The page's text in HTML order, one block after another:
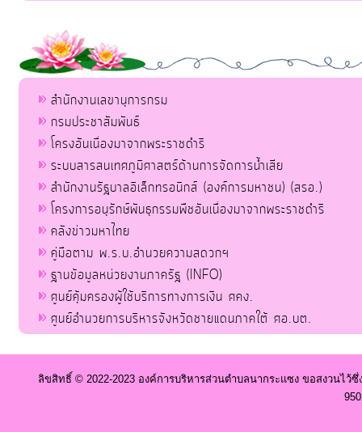
สำนักงานเลขานุการกรม
กรมประชาสัมพันธ์
โครงอันเนื่องมาจากพระราชดำริ
ระบบสารสนเทศภูมิศาสตร์ด้านการจัดการน้ำเสีย
สำนักงานรัฐบาลอิเล็กทรอนิกส์ (องค์การมหาชน) (สรอ.)
โครงการอนุรักษ์พันธุกรรมพืชอันเนื่องมาจากพระราชดำริ
คลังข่าวมหาไทย
คู่มือตาม พ.ร.บ.อำนวยความสดวกฯ
ฐานข้อมูลหน่วยงานภาครัฐ (INFO)
ศูนย์คุ้มครองผู้ใช้บริการทางการเงิน ศคง.
ศูนย์อำนวยการบริหารจังหวัดชายแดนภาคใต้ ศอ.บต.
ลิขสิทธิ์ © 2022-2023 องค์การบริหารส่วนตำบลนากระแซง ขอสงวนไว้